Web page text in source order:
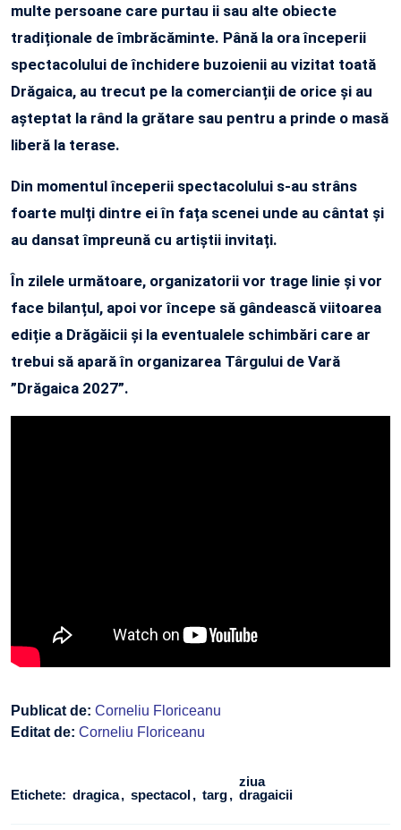
multe persoane care purtau ii sau alte obiecte
tradiționale de îmbrăcăminte. Până la ora începerii
spectacolului de închidere buzoienii au vizitat toată
Drăgaica, au trecut pe la comercianții de orice și au
așteptat la rând la grătare sau pentru a prinde o masă
liberă la terase.
Din momentul începerii spectacolului s-au strâns
foarte mulți dintre ei în fața scenei unde au cântat și
au dansat împreună cu artiștii invitați.
În zilele următoare, organizatorii vor trage linie și vor
face bilanțul, apoi vor începe să gândească viitoarea
ediție a Drăgăicii și la eventualele schimbări care ar
trebui să apară în organizarea Târgului de Vară
”Drăgaica 2027”.
Publicat de: Corneliu Floriceanu
Editat de: Corneliu Floriceanu
Etichete: dragica spectacol targ
ziua
dragaicii